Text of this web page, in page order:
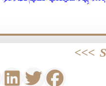
>>>